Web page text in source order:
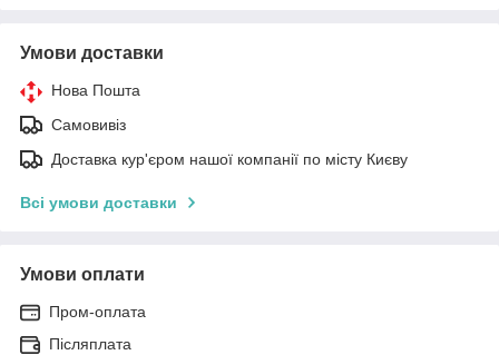
Умови доставки
Нова Пошта
Самовивіз
Доставка кур'єром нашої компанії по місту Києву
Всі умови доставки
Умови оплати
Пром-оплата
Післяплата